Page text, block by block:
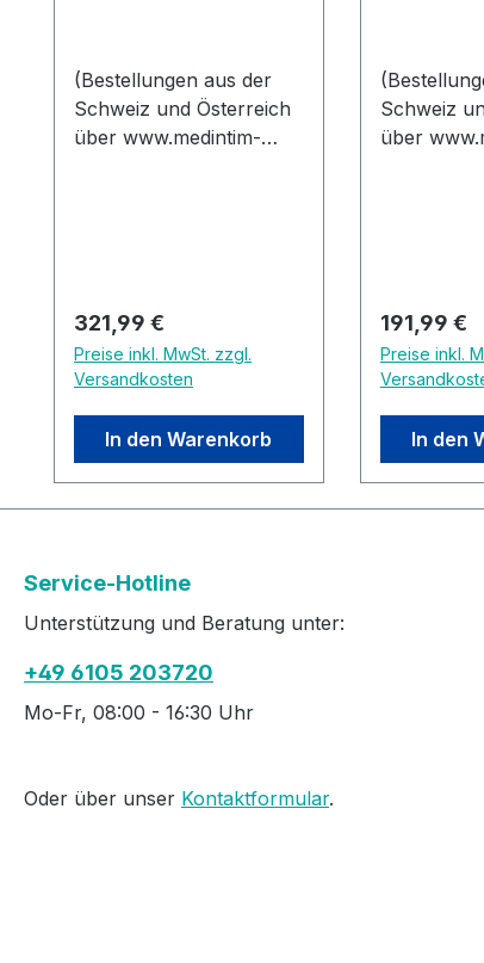
(Bestellungen aus der
Schweiz und Österreich
über www.medintim-
per E-Mail auf Rechnung
bestellen. Bitte senden
Sie die Bestellung an
service@medintim.de. Ab
dem 15. August wird sich
der Inhalt und der Preis
des Koffers verändern.
Sexualaufklärung in
Schulen, in der
Jugendarbeit und der
Erwachsenenbildung.
den Unterlagen befinden
Regulärer Preis:
321,99 €
Preise inkl. MwSt. zzgl.
Versandkosten
In den Warenkorb
Schweiz
über
per E-Mail
bestellen.
Sie die
können
andere
werden.
Kondome
Regulärer
191,99 €
Preise inkl.
In den
Service-Hotline
Unterstützung und Beratung unter:
+49 6105 203720
Mo-Fr, 08:00 - 16:30 Uhr
Oder über unser Kontaktformular.